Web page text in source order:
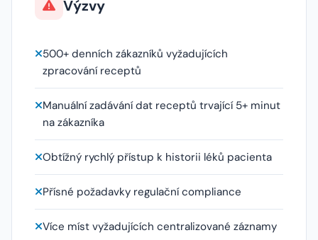
Výzvy
500+ denních zákazníků vyžadujících
zpracování receptů
Manuální zadávání dat receptů trvající 5+ minut
na zákazníka
Obtížný rychlý přístup k historii léků pacienta
Přísné požadavky regulační compliance
Více míst vyžadujících centralizované záznamy